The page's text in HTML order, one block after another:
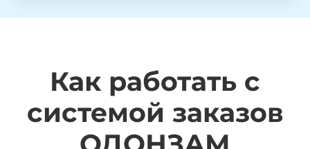
Как работать с
системой заказов